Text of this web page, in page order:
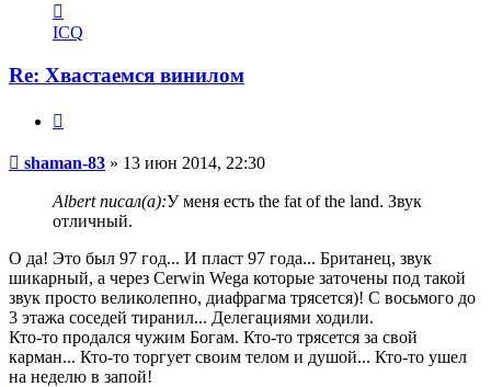
информация
пользователя
83
ICQ
Re: Хвастаемся винилом
Сообщение
shaman-83 » 13 июн 2014, 22:30
Albert писал(а):У меня есть the fat of the land. Звук
отличный.
О да! Это был 97 год... И пласт 97 года... Британец, звук
шикарный, а через Cerwin Wega которые заточены под такой
звук просто великолепно, диафрагма трясется)! С восьмого до
3 этажа соседей тиранил... Делегациями ходили.
Кто-то продался чужим Богам. Кто-то трясется за свой
карман... Кто-то торгует своим телом и душой... Кто-то ушел
на неделю в запой!